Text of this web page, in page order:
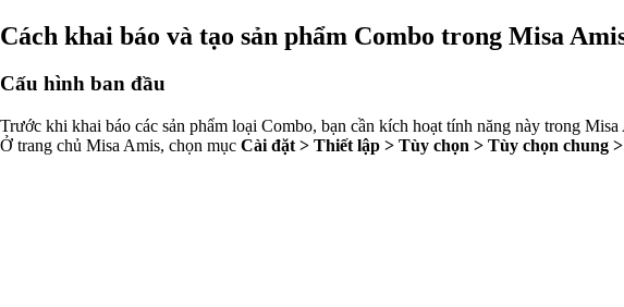
Cách khai báo và tạo sản phẩm Combo trong Misa
Cấu hình ban đầu
Trước khi khai báo các sản phẩm loại Combo, bạn cần kích hoạt tính năng này trong Misa
Ở trang chủ Misa Amis, chọn mục Cài đặt > Thiết lập > Tùy chọn > Tùy chọn chung >